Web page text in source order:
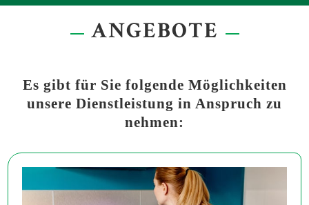
ANGEBOTE
Es gibt für Sie folgende Möglichkeiten
unsere Dienstleistung in Anspruch zu
nehmen: